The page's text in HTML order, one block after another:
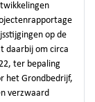
op de
daarbij om circa
ter bepaling
het Grondbedrijf,
verzwaard